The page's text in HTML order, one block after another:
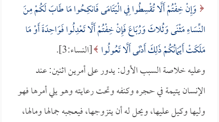
وَإِنْ خِفْتُمْ أَلَّا تُقْسِطُوا فِي الْيَتَامَى فَانكِحُوا مَا طَابَ لَكُمْ مِنَ
النِّسَاءِ مَثْنَى وَثُلاثَ وَرُبَاعَ فَإِنْ خِفْتُمْ أَلَّا تَعْدِلُوا فَوَاحِدَةً أَوْ مَا
مَلَكَتْ أَيْمَانُكُمْ ذَلِكَ أَدْنَى أَلَّا تَعُولُوا [النساء:3].
وعليه خلاصة السبب الأول: يدور على أمرين اثنين: عند
الإنسان يتيمة في حجره وكنفه وتحت رعايته وهو يلي أمرها فهو
وليها وكيل عليها، ويحل له أن يتزوجها، فيعجبه جمالها ومالها،